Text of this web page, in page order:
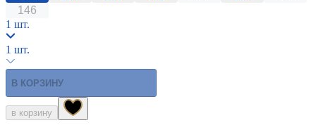
146
1 шт.
1 шт.
В КОРЗИНУ
в корзину